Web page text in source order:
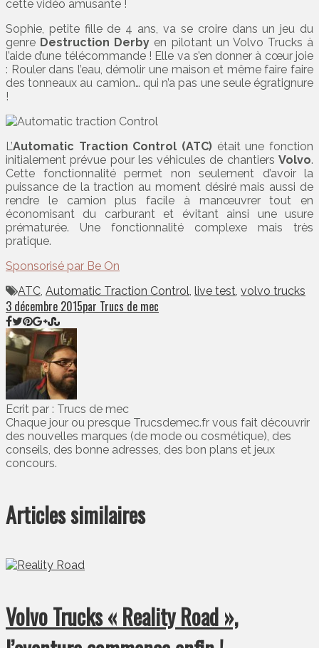
cette vidéo amusante !
Sophie, petite fille de 4 ans, va se croire dans un jeu du
genre Destruction Derby en pilotant un Volvo Trucks à
l’aide d’une télécommande ! Elle va s’en donner à cœur joie
: Rouler dans l’eau, démolir une maison et même faire faire
des tonneaux au camion… qui n’a pas une seule égratignure
!
L’Automatic Traction Control (ATC) était une fonction
initialement prévue pour les véhicules de chantiers Volvo.
Cette fonctionnalité permet non seulement d’avoir la
puissance de la traction au moment désiré mais aussi de
rendre le camion plus facile à manœuvrer tout en
économisant du carburant et évitant ainsi une usure
prématurée. Une fonctionnalité complexe mais très
pratique.
Sponsorisé par Be On
ATC Automatic Traction Control live test volvo trucks
3 décembre 2015par Trucs de mec
Ecrit par : Trucs de mec
Chaque jour ou presque Trucsdemec.fr vous fait découvrir
des nouvelles marques (de mode ou cosmétique), des
conseils, des bonne adresses, des bon plans et jeux
concours.
Articles similaires
Volvo Trucks « Reality Road »,